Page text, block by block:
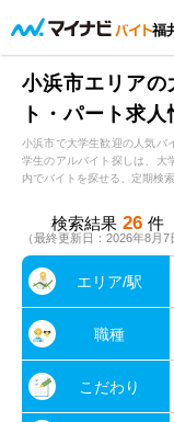
福
小浜市エリアの
ト・パート求人
小浜市で大学生歓迎の人気バ
学生のアルバイト探しは、大
内でバイトを探せる、定期検
検索結果 26 件
（最終更新日：2026年8月7
エリア/駅
職種
こだわり